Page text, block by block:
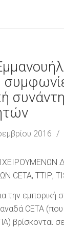
2016
CETA, ΤΤΙΡ,
την εμπορική
CETA (που
βρίσκονται